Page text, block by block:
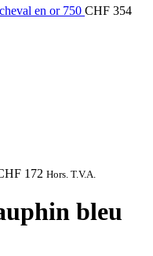
en or 750 CHF 354
172 Hors. T.V.A.
bleu